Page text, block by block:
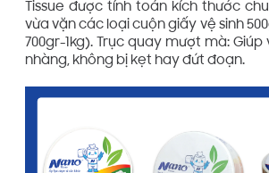
Tissue được tính toán kích thước
vừa vặn các loại cuộn giấy vệ sinh
700gr-1kg). Trục quay mượt mà:
nhàng, không bị kẹt hay đứt đoạn.